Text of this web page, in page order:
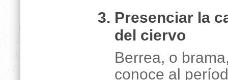
Presenciar la
del ciervo
Berrea, o
conoce al